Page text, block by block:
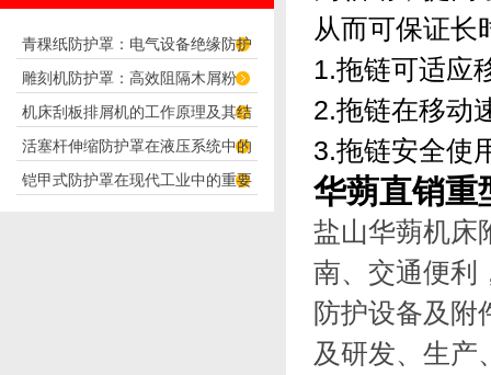
青稞纸防护罩：电气设备绝缘防护
专用方案
雕刻机防护罩：高效阻隔木屑粉
尘，守护设备精度与安全
机床刮板排屑机的工作原理及其结
构分析
活塞杆伸缩防护罩在液压系统中的
应用
铠甲式防护罩在现代工业中的重要
从而可保证长
1.拖链可适应
2.拖链在移动
3.拖链安全使
华蒴直销重
盐山华蒴机床
南、交通便利
防护设备及附
及研发、生产